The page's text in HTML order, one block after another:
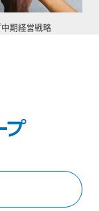
期経営戦略